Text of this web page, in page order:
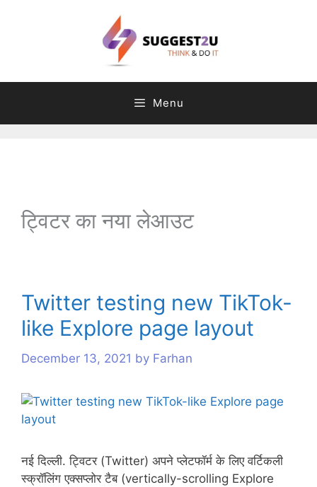
Menu
ट्विटर का नया लेआउट
Twitter testing new TikTok-
like Explore page layout
December 13, 2021 by Farhan
नई दिल्ली. ट्विटर (Twitter) अपने प्लेटफॉर्म के लिए वर्टिकली
स्क्रॉलिंग एक्सप्लोर टैब (vertically-scrolling Explore
t
e
i
s
g
s